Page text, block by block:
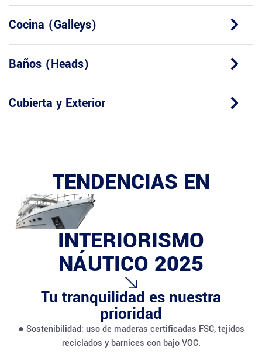
Cocina (Galleys)
Baños (Heads)
Cubierta y Exterior
TENDENCIAS EN
INTERIORISMO
NÁUTICO 2025
Tu tranquilidad es nuestra
prioridad
● Sostenibilidad: uso de maderas certificadas FSC, tejidos
reciclados y barnices con bajo VOC.